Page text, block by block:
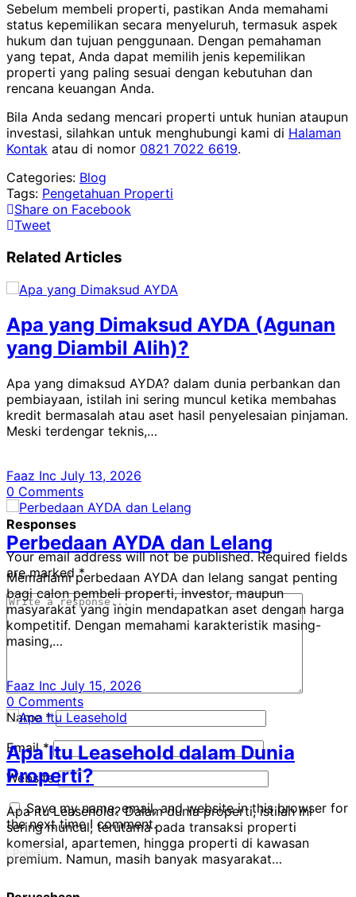
Sebelum membeli properti, pastikan Anda memahami
status kepemilikan secara menyeluruh, termasuk aspek
hukum dan tujuan penggunaan. Dengan pemahaman
yang tepat, Anda dapat memilih jenis kepemilikan
properti yang paling sesuai dengan kebutuhan dan
rencana keuangan Anda.
Bila Anda sedang mencari properti untuk hunian ataupun
investasi, silahkan untuk menghubungi kami di Halaman
Kontak atau di nomor 0821 7022 6619.
Categories: Blog
Tags: Pengetahuan Properti
Share on Facebook
Tweet
Related Articles
Apa yang Dimaksud AYDA (Agunan
yang Diambil Alih)?
Apa yang dimaksud AYDA? dalam dunia perbankan dan
pembiayaan, istilah ini sering muncul ketika membahas
kredit bermasalah atau aset hasil penyelesaian pinjaman.
Meski terdengar teknis,…
Faaz Inc July 13, 2026
0 Comments
Perbedaan AYDA dan Lelang
Memahami perbedaan AYDA dan lelang sangat penting
bagi calon pembeli properti, investor, maupun
masyarakat yang ingin mendapatkan aset dengan harga
kompetitif. Dengan memahami karakteristik masing-
masing,…
Faaz Inc July 15, 2026
0 Comments
Apa Itu Leasehold dalam Dunia
Properti?
Apa itu Leasehold? Dalam dunia properti, istilah ini
sering muncul, terutama pada transaksi properti
komersial, apartemen, hingga properti di kawasan
premium. Namun, masih banyak masyarakat…
Responses
Your email address will not be published. Required fields
are marked*
Name *
Email*
Website
Save my name, email, and website in this browser for
the next time I comment.